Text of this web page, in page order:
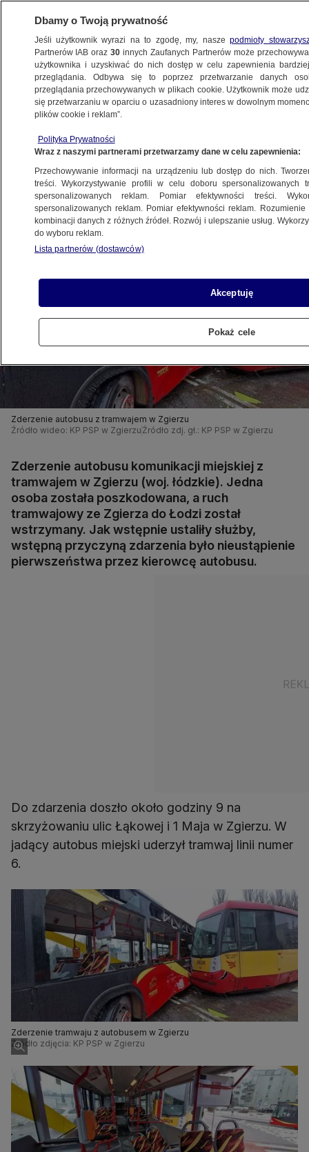
ŁÓDŹ
osoba poszkodowana
2.02.2023, 10:16
Udostępnij
Zderzenie autobusu z tramwajem w Zgierzu
Źródło wideo: KP PSP w Zgierzu Źródło zdj. gł.: KP PSP w Zgierzu
Zderzenie autobusu komunikacji miejskiej z
tramwajem w Zgierzu (woj. łódzkie). Jedna
osoba została poszkodowana, a ruch
tramwajowy ze Zgierza do Łodzi został
wstrzymany. Jak wstępnie ustaliły służby,
wstępną przyczyną zdarzenia było nieustąpienie
pierwszeństwa przez kierowcę autobusu.
Do zdarzenia doszło około godziny 9 na
skrzyżowaniu ulic Łąkowej i 1 Maja w Zgierzu. W
jadący autobus miejski uderzył tramwaj linii numer
6.
Zderzenie tramwaju z autobusem w Zgierzu
Źródło zdjęcia: KP PSP w Zgierzu
Dbamy o Twoją prywatność
Jeśli użytkownik wyrazi na to zgodę, my, naszepodmioty
Partnerów IAB oraz30 innych Zaufanych Partnerów może
użytkownika i uzyskiwać do nich dostęp w celu zapewnienia
przeglądania. Odbywa się to poprzez przetwarzanie danych
przeglądania przechowywanych w plikach cookie. Użytkownik może
się przetwarzaniu w oparciu o uzasadniony interes w dowolnym
plików cookie i reklam”.
Polityka Prywatności
Wraz z naszymi partnerami przetwarzamy dane w celu zapewnienia:
Przechowywanie informacji na urządzeniu lub dostęp do nich.
treści. Wykorzystywanie profili w celu doboru spersonalizowanych
spersonalizowanych reklam. Pomiar efektywności treści.
spersonalizowanych reklam. Pomiar efektywności reklam.
kombinacji danych z różnych źródeł. Rozwój i ulepszanie usług.
do wyboru reklam.
Lista partnerów (dostawców)
Akceptuję
Pokaż cele